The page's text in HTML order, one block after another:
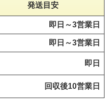
発送目安
即日～3営業日
即日～3営業日
即日
回収後10営業日